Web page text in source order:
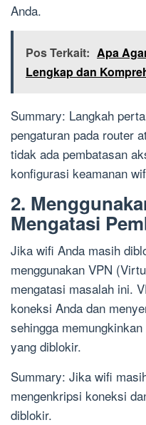
Anda.
Pos Terkait: Apa
Lengkap dan
Summary: Langkah
pengaturan pada router
tidak ada pembatasan
konfigurasi keamanan
2.
Mengatasi
Jika wifi Anda masih
menggunakan VPN
mengatasi masalah ini.
koneksi Anda dan
sehingga
yang diblokir.
Summary: Jika wifi
mengenkripsi koneksi
diblokir.